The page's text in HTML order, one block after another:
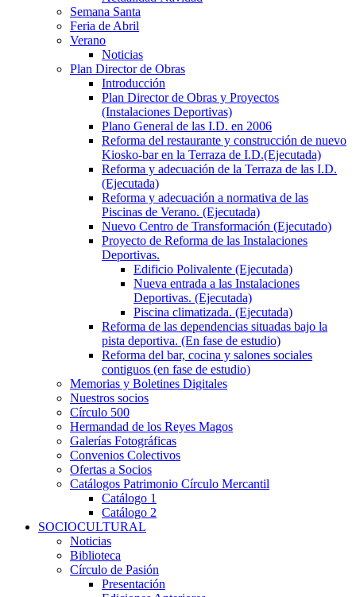
Semana Santa
Feria de Abril
Verano
Noticias
Plan Director de Obras
Introducción
Plan Director de Obras y Proyectos
(Instalaciones Deportivas)
Plano General de las I.D. en 2006
Reforma del restaurante y construcción de nuevo
Kiosko-bar en la Terraza de I.D.(Ejecutada)
Reforma y adecuación de la Terraza de las I.D.
(Ejecutada)
Reforma y adecuación a normativa de las
Piscinas de Verano. (Ejecutada)
Nuevo Centro de Transformación (Ejecutado)
Proyecto de Reforma de las Instalaciones
Deportivas.
Edificio Polivalente (Ejecutada)
Nueva entrada a las Instalaciones
Deportivas. (Ejecutada)
Piscina climatizada. (Ejecutada)
Reforma de las dependencias situadas bajo la
pista deportiva. (En fase de estudio)
Reforma del bar, cocina y salones sociales
contiguos (en fase de estudio)
Memorias y Boletines Digitales
Nuestros socios
Círculo 500
Hermandad de los Reyes Magos
Galerías Fotográficas
Convenios Colectivos
Ofertas a Socios
Catálogos Patrimonio Círculo Mercantil
Catálogo 1
Catálogo 2
SOCIOCULTURAL
Noticias
Biblioteca
Círculo de Pasión
Presentación